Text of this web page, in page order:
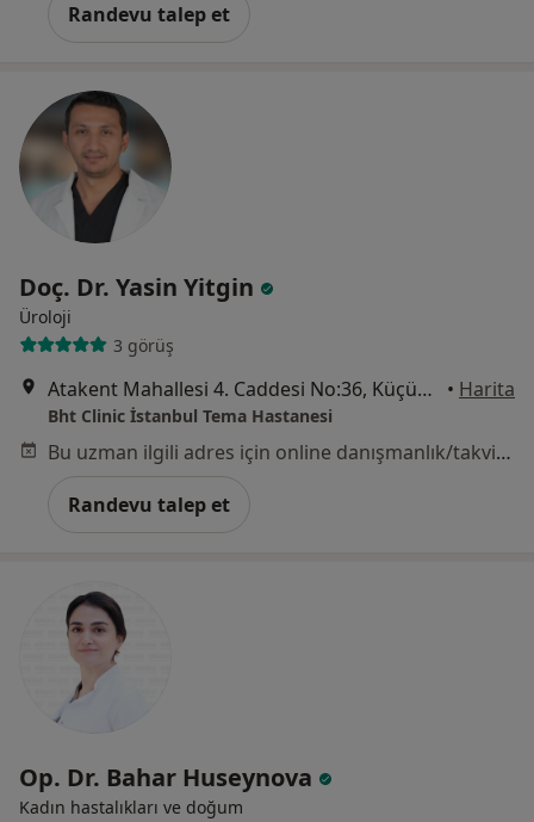
Randevu talep et
Doç. Dr. Yasin Yitgin
Üroloji
3 görüş
Atakent Mahallesi 4. Caddesi No:36, Küçükçekmece • Harita
Bht Clinic İstanbul Tema Hastanesi
Bu uzman ilgili adres için online danışmanlık/takvim sunmuyor.
Randevu talep et
Op. Dr. Bahar Huseynova
Kadın hastalıkları ve doğum